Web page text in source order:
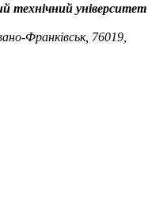
технічний університет
Франківськ, 76019,